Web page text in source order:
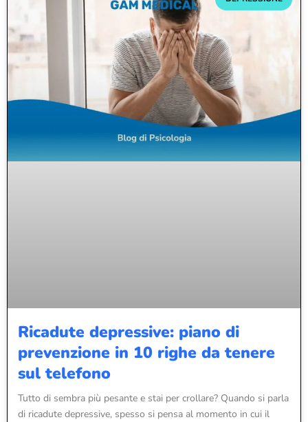
Ricadute depressive: piano di
prevenzione in 10 righe da tenere
sul telefono
Tutto di sembra più pesante e stai per crollare? Quando si parla
di ricadute depressive, spesso si pensa al momento in cui il